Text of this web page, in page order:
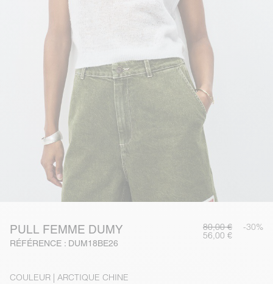
PULL FEMME DUMY
RÉFÉRENCE : DUM18BE26
80,00 € -30%
56,00 €
COULEUR | ARCTIQUE CHINE